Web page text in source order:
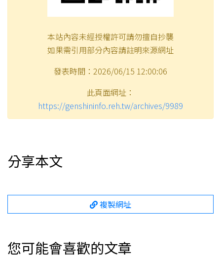
本站內容未經授權許可請勿擅自抄襲
如果需引用部分內容請註明來源網址
發表時間：2026/06/15 12:00:06
此頁面網址：
https://genshininfo.reh.tw/archives/9989
分享本文
複製網址
您可能會喜歡的文章